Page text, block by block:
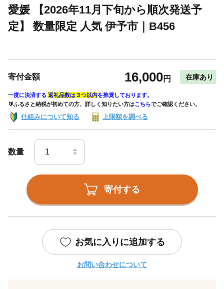
愛媛 【2026年11月下旬から順次発送予
定】 数量限定 人気 伊予市｜B456
寄付金額 16,000円 在庫あり
一度に決済する 返礼品数は３つ以内を推奨しております。
🔰ふるさと納税が初めての方、詳しく知りたい方はこちらでご確認ください。
仕組みについて知る 上限額を調べる
数量
寄付する
お気に入りに追加する
お問い合わせについて